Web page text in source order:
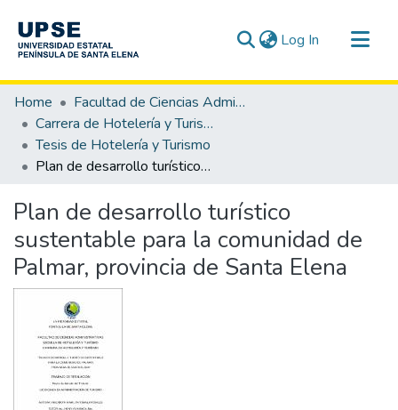
Log In (current)
Communities & Collections
All of DSpace
Statistics
Home
Facultad de Ciencias Administrativas
Carrera de Hotelería y Turismo
Tesis de Hotelería y Turismo
Plan de desarrollo turístico sustentable para la comunidad de Palmar, provincia de Santa Elena
Plan de desarrollo turístico
sustentable para la comunidad de
Palmar, provincia de Santa Elena